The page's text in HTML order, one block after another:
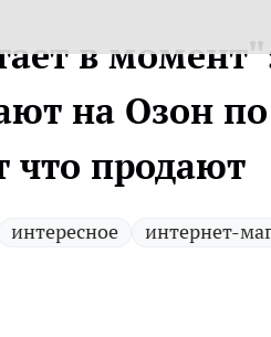
в
на Озон
что продают
интересное интернет-